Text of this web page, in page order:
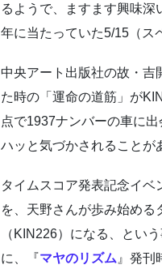
るようで、ますます興味深
年に当たっていた5/15（ス
中央アート出版社の故・吉
た時の「運命の道筋」が
点で1937ナンバーの車に
ハッと気づかされることが
タイムスコア発表記念イ
を、天野さんが歩み始める
（KIN226）になる、とい
に、『マヤのリズム 』発刊